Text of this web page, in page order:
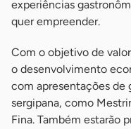
experiências
quer empreender.
Com o objetivo de
o desenvolvimento
com apresentações de
sergipana, como
Fina. Também estarão